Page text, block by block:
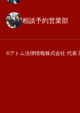
相談予約営業部
©アトム法律情報株式会社 代表